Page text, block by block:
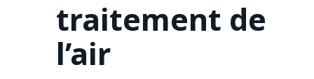
traitement de
l’air